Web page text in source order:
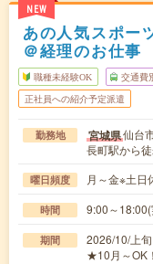
NEW
あの人気スポー
＠経理のお仕事
職種未経験OK 交通費
正社員への紹介予定派遣
勤務地 宮城県仙台
長町駅から
曜日頻度 月～金※土日
時間 9:00～
期間
2026/10/上
★10月～OK！